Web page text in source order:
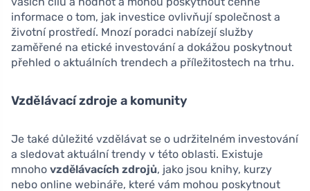
informace o tom, jak investice ovlivňují společnost a
životní prostředí. Mnozí poradci nabízejí služby
zaměřené na etické investování a dokážou poskytnout
přehled o aktuálních trendech a příležitostech na trhu.
Vzdělávací zdroje a komunity
Je také důležité vzdělávat se o udržitelném investování
a sledovat aktuální trendy v této oblasti. Existuje
mnoho vzdělávacích zdrojů, jako jsou knihy, kurzy
nebo online webináře, které vám mohou poskytnout